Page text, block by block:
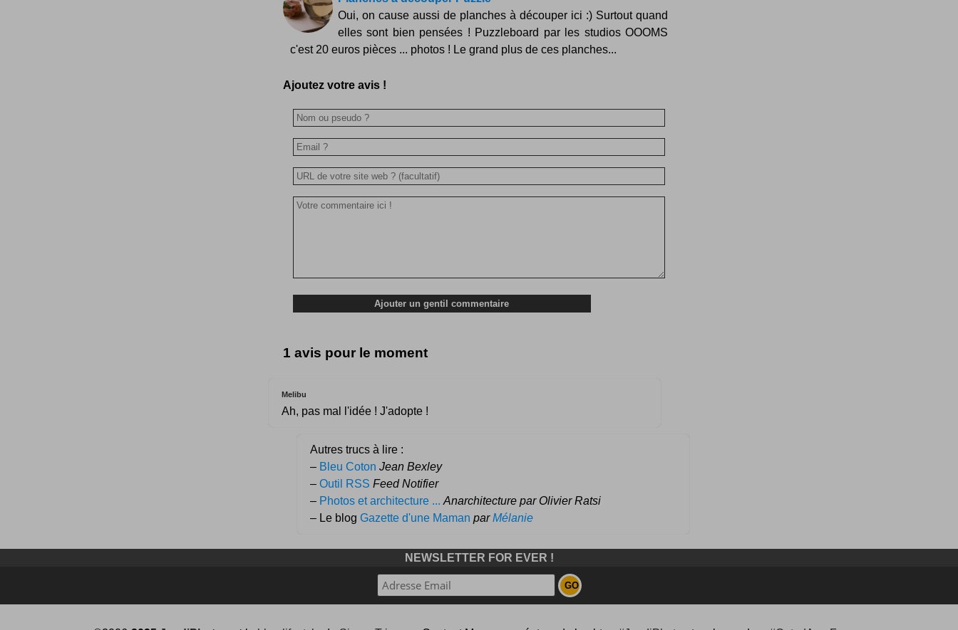
Oui, on cause aussi de planches à découper ici :) Surtout quand
elles sont bien pensées ! Puzzleboard par les studios OOOMS
c'est 20 euros pièces ... photos ! Le grand plus de ces planches...
Ajoutez votre avis !
1 avis pour le moment
Melibu
Ah, pas mal l'idée ! J'adopte !
Autres trucs à lire :
– Bleu Coton Jean Bexley
– Outil RSS Feed Notifier
– Photos et architecture ... Anarchitecture par Olivier Ratsi
– Le blog Gazette d'une Maman parMélanie
NEWSLETTER FOR EVER !